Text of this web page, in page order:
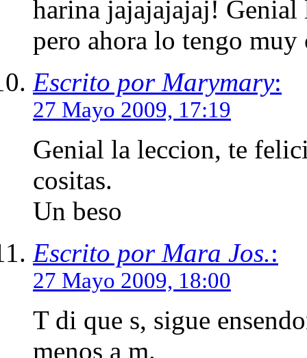
harina jajajajajaj!
pero ahora lo tengo
Escrito por Marymary:
27 Mayo 2009, 17:19
Genial la leccion, te
cositas.
Un beso
Escrito por Mara Jos.:
27 Mayo 2009, 18:00
T di que s, sigue
menos a m.